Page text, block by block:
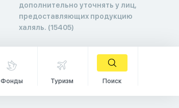
дополнительно уточнять у лиц,
предоставляющих продукцию
халяль. (15405)
Фонды Туризм Поиск